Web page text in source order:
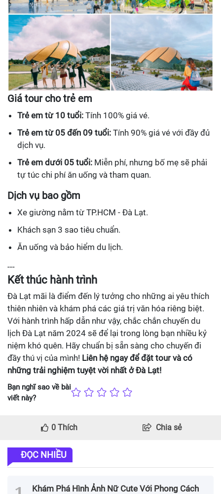
Giá tour cho trẻ em
Trẻ em từ 10 tuổi: Tính 100% giá vé.
Trẻ em từ 05 đến 09 tuổi: Tính 90% giá vé với đầy đủ
dịch vụ.
Trẻ em dưới 05 tuổi: Miễn phí, nhưng bố mẹ sẽ phải
tự túc chi phí ăn uống và tham quan.
Dịch vụ bao gồm
Xe giường nằm từ TP.HCM - Đà Lạt.
Khách sạn 3 sao tiêu chuẩn.
Ăn uống và bảo hiểm du lịch.
---
Kết thúc hành trình
Đà Lạt mãi là điểm đến lý tưởng cho những ai yêu thích
thiên nhiên và khám phá các giá trị văn hóa riêng biệt.
Với hành trình hấp dẫn như vậy, chắc chắn chuyến du
lịch Đà Lạt năm 2024 sẽ để lại trong lòng bạn nhiều kỷ
niệm khó quên. Hãy chuẩn bị sẵn sàng cho chuyến đi
đầy thú vị của mình! Liên hệ ngay để đặt tour và có
những trải nghiệm tuyệt vời nhất ở Đà Lạt!
Bạn nghĩ sao về bài
viết này?
0 Thích Chia sẻ
ĐỌC NHIỀU
Khám Phá Hình Ảnh Nữ Cute Với Phong Cách